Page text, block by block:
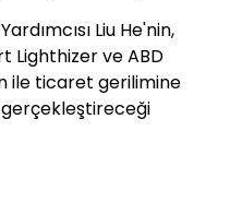
Liu He'nin,
Lighthizer ve ABD
ile ticaret gerilimine